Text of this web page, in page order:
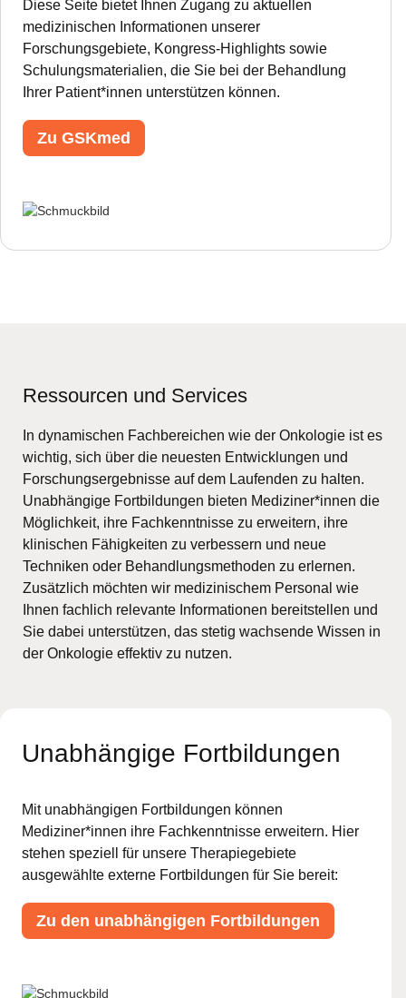
Diese Seite bietet Ihnen Zugang zu aktuellen
medizinischen Informationen unserer
Forschungsgebiete, Kongress-Highlights sowie
Schulungsmaterialien, die Sie bei der Behandlung
Ihrer Patient*innen unterstützen können.
Zu GSKmed
Ressourcen und Services
In dynamischen Fachbereichen wie der Onkologie ist es
wichtig, sich über die neuesten Entwicklungen und
Forschungsergebnisse auf dem Laufenden zu halten.
Unabhängige Fortbildungen bieten Mediziner*innen die
Möglichkeit, ihre Fachkenntnisse zu erweitern, ihre
klinischen Fähigkeiten zu verbessern und neue
Techniken oder Behandlungsmethoden zu erlernen.
Zusätzlich möchten wir medizinischem Personal wie
Ihnen fachlich relevante Informationen bereitstellen und
Sie dabei unterstützen, das stetig wachsende Wissen in
der Onkologie effektiv zu nutzen.
Unabhängige Fortbildungen
Mit unabhängigen Fortbildungen können
Mediziner*innen ihre Fachkenntnisse erweitern. Hier
stehen speziell für unsere Therapiegebiete
ausgewählte externe Fortbildungen für Sie bereit:
Zu den unabhängigen Fortbildungen